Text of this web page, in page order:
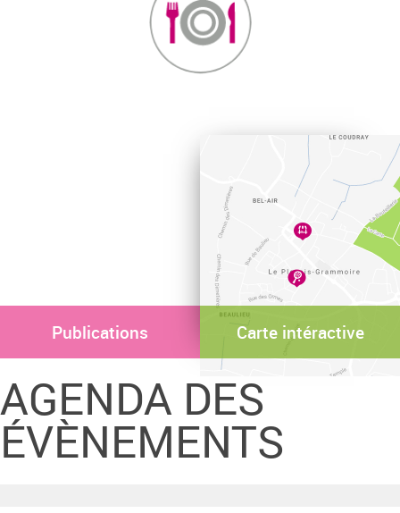
Publications Carte intéractive
AGENDA DES
ÉVÈNEMENTS